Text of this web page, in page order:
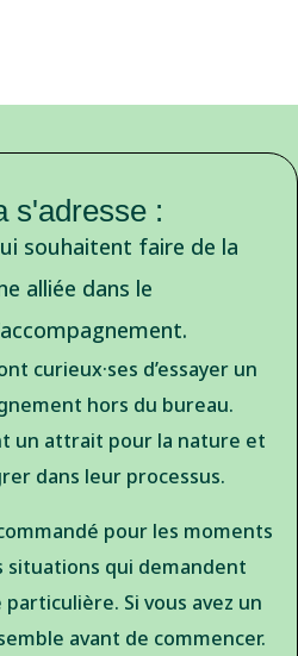
s'adresse :
souhaitent faire de la
alliée dans le
curieux·ses d’essayer un
hors du bureau.
un attrait pour la nature et
dans leur processus.
pour les moments
situations qui demandent
Si vous avez un
avant de commencer.